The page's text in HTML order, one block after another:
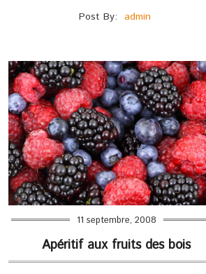
Post By: admin
11 septembre, 2008
Apéritif aux fruits des bois